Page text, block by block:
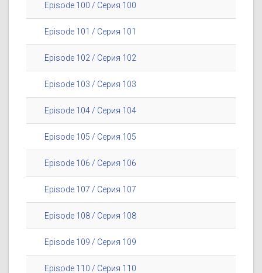
Episode 100 / Серия 100
Episode 101 / Серия 101
Episode 102 / Серия 102
Episode 103 / Серия 103
Episode 104 / Серия 104
Episode 105 / Серия 105
Episode 106 / Серия 106
Episode 107 / Серия 107
Episode 108 / Серия 108
Episode 109 / Серия 109
Episode 110 / Серия 110